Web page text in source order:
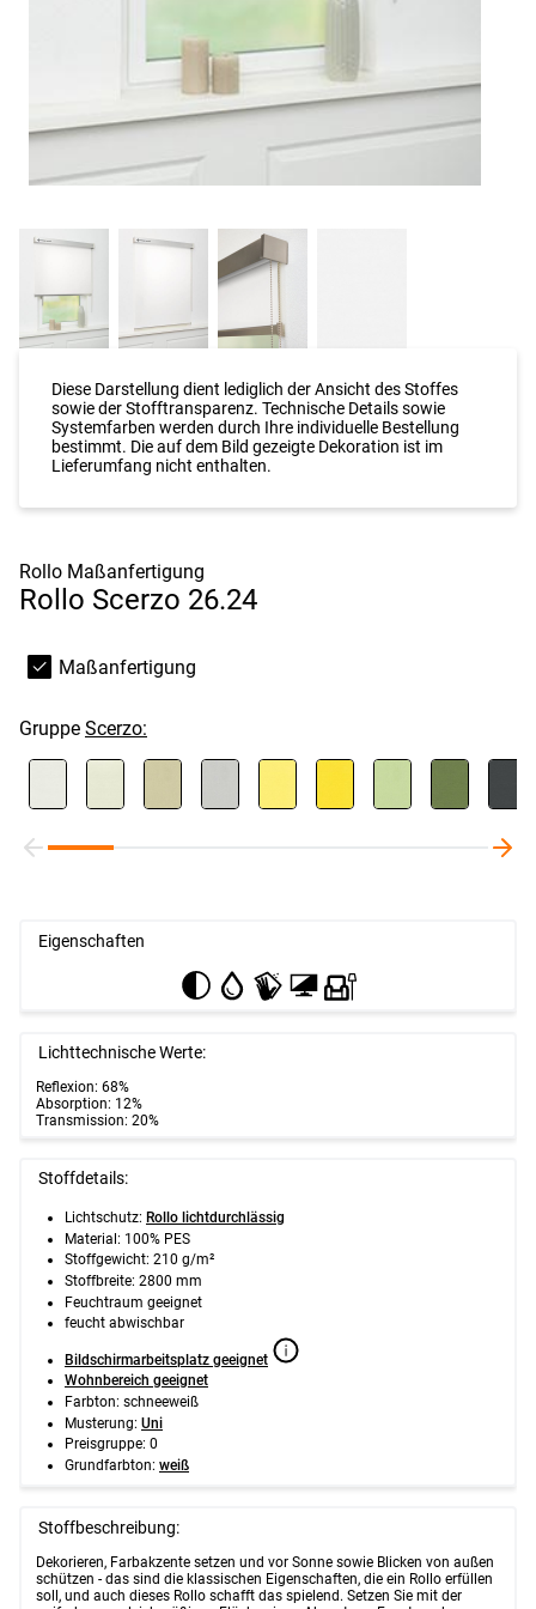
Diese Darstellung dient lediglich der Ansicht des Stoffes
sowie der Stofftransparenz. Technische Details sowie
Systemfarben werden durch Ihre individuelle Bestellung
bestimmt. Die auf dem Bild gezeigte Dekoration ist im
Lieferumfang nicht enthalten.
Rollo Maßanfertigung
Rollo Scerzo 26.24
Maßanfertigung
Gruppe Scerzo:
Eigenschaften
Lichttechnische Werte:
Reflexion: 68%
Absorption: 12%
Transmission: 20%
Stoffdetails:
Lichtschutz: Rollo lichtdurchlässig
Material: 100% PES
Stoffgewicht: 210 g/m²
Stoffbreite: 2800 mm
Feuchtraum geeignet
feucht abwischbar
Bildschirmarbeitsplatz geeignet
Wohnbereich geeignet
Farbton: schneeweiß
Musterung: Uni
Preisgruppe: 0
Grundfarbton: weiß
Stoffbeschreibung:
Dekorieren, Farbakzente setzen und vor Sonne sowie Blicken von außen
schützen - das sind die klassischen Eigenschaften, die ein Rollo erfüllen
soll, und auch dieses Rollo schafft das spielend. Setzen Sie mit der